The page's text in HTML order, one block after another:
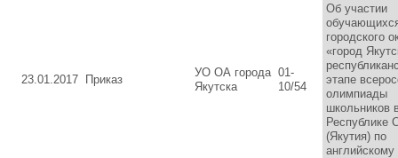
23.01.2017 Приказ
УО ОА города
Якутска
01-
10/54
Об участии
городского
«город
этапе
олимпиады
школьников
Республике
(Якутия) по
английскому